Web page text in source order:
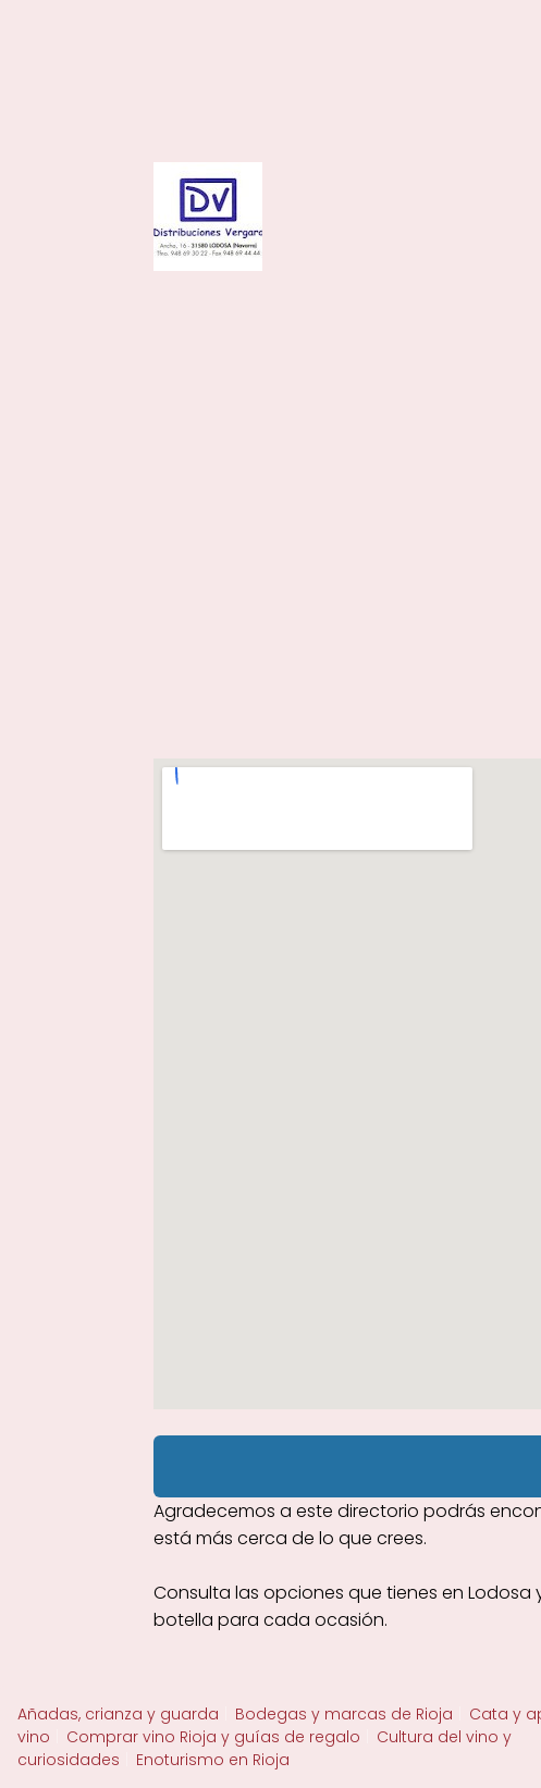
Agradecemos a este directorio podrás
está más cerca de lo que crees.
Consulta las opciones que tienes en
botella para cada ocasión.
Añadas, crianza y guarda Bodegas y marcas de Rioja
Cata y
vino
Comprar vino Rioja y guías de regalo
Cultura del vino y
curiosidades
Enoturismo en Rioja